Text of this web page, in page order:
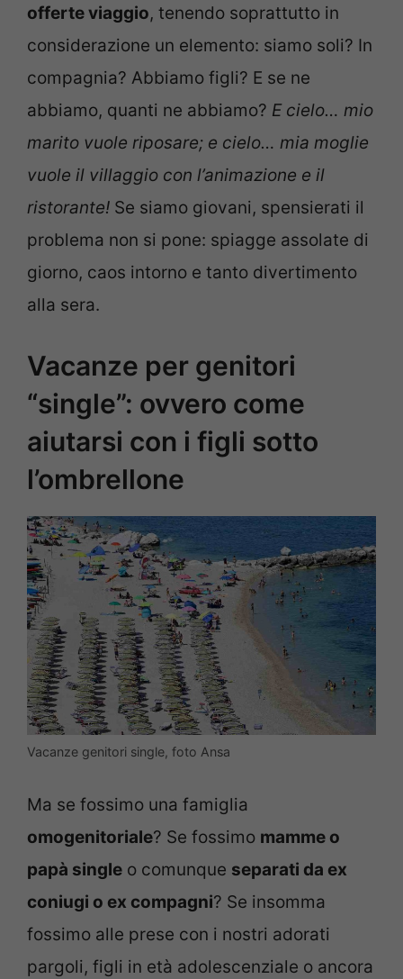
offerte viaggio, tenendo soprattutto in
considerazione un elemento: siamo soli? In
compagnia? Abbiamo figli? E se ne
abbiamo, quanti ne abbiamo? E cielo… mio
marito vuole riposare; e cielo… mia moglie
vuole il villaggio con l’animazione e il
ristorante! Se siamo giovani, spensierati il
problema non si pone: spiagge assolate di
giorno, caos intorno e tanto divertimento
alla sera.
Vacanze per genitori
“single”: ovvero come
aiutarsi con i figli sotto
l’ombrellone
Vacanze genitori single, foto Ansa
Ma se fossimo una famiglia
omogenitoriale? Se fossimo mamme o
papà single o comunque separati da ex
coniugi o ex compagni? Se insomma
fossimo alle prese con i nostri adorati
pargoli, figli in età adolescenziale o ancora